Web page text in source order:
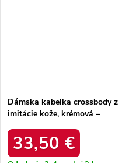
Dámska kabelka crossbody z
imitácie kože, krémová –
/ F9945 ECRU
33,50 €